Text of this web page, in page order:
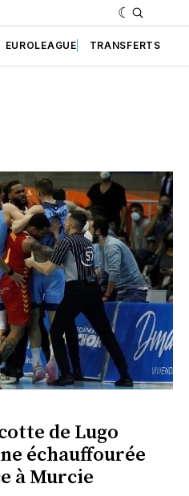
EUROLEAGUE TRANSFERTS
de Lugo
échauffourée
à Murcie